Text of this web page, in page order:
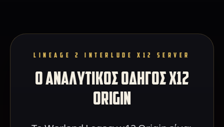
LINEAGE 2 INTERLUDE X12 SERVER
Ο ΑΝΑΛΥΤΙΚΟΣ ΟΔΗΓΟΣ X12
ORIGIN